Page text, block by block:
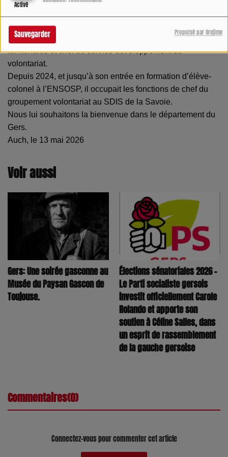
Activé
Sauvegarder Propulsé par Orejime
centres de secours de Modane et de Saint-Jean-de-
Maurienne, puis adjoint au chef de groupement des unités
territoriales et chef du service développement du
volontariat.
Depuis 2024, et jusqu’à son entrée en formation d’élève-
colonel à l’ENSOSP, il occupait les fonctions de chef du
groupement volontariat au SDIS de la Savoie.
Nous lui souhaitons la bienvenue dans le département du
Gers.
Auch, le 13 mai 2026
Voir aussi
Gers: Une soirée gasconne au
Musée du Paysan Gascon de
Toujouse.
Élections sénatoriales 2026 –
Le Parti socialiste gersois
investit officiellement Carole
Rolando et apporte son
soutien à Céline Salles, dans
un esprit de rassemblement
de la gauche gersoise
Commentaires(0)
Connectez-vous pour commenter cet article